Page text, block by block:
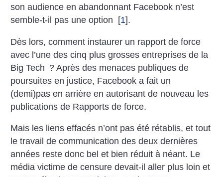
son audience en abandonnant Facebook n’est
semble-t-il pas une option
[1].
Dès lors, comment instaurer un rapport de force
avec l’une des cinq plus grosses entreprises de la
Big Tech ? Après des menaces publiques de
poursuites en justice, Facebook a fait un
(demi)pas en arrière en autorisant de nouveau les
publications de Rapports de force.
Mais les liens effacés n’ont pas été rétablis, et tout
le travail de communication des deux dernières
années reste donc bel et bien réduit à néant. Le
média victime de censure devait-il aller plus loin et